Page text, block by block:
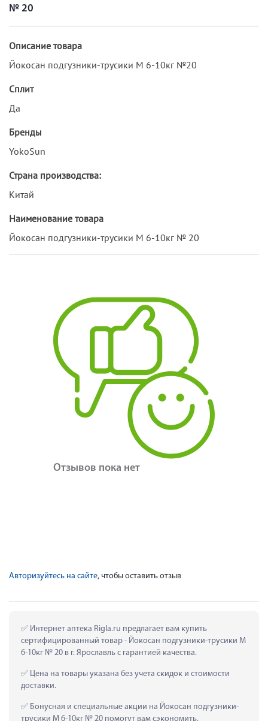
№ 20
Описание товара
Йокосан подгузники-трусики М 6-10кг №20
Сплит
Да
Бренды
YokoSun
Страна производства:
Китай
Наименование товара
Йокосан подгузники-трусики М 6-10кг № 20
Отзывов пока нет
Авторизуйтесь на сайте, чтобы оставить отзыв
Интернет аптека Rigla.ru предлагает вам купить
сертифицированный товар - Йокосан подгузники-трусики М
6-10кг № 20 в г. Ярославль с гарантией качества.
Цена на товары указана без учета скидок и стоимости
доставки.
Бонусная и специальные акции на Йокосан подгузники-
трусики М 6-10кг № 20 помогут вам сэкономить.